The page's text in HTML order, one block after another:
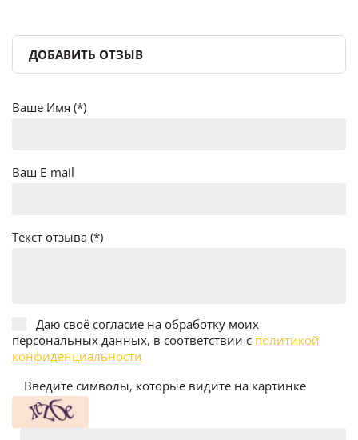
ДОБАВИТЬ ОТЗЫВ
Ваше Имя (*)
Ваш E-mail
Текст отзыва (*)
Даю своё согласие на обработку моих
персональных данных, в соответствии с политикой
конфиденциальности
Введите символы, которые видите на картинке